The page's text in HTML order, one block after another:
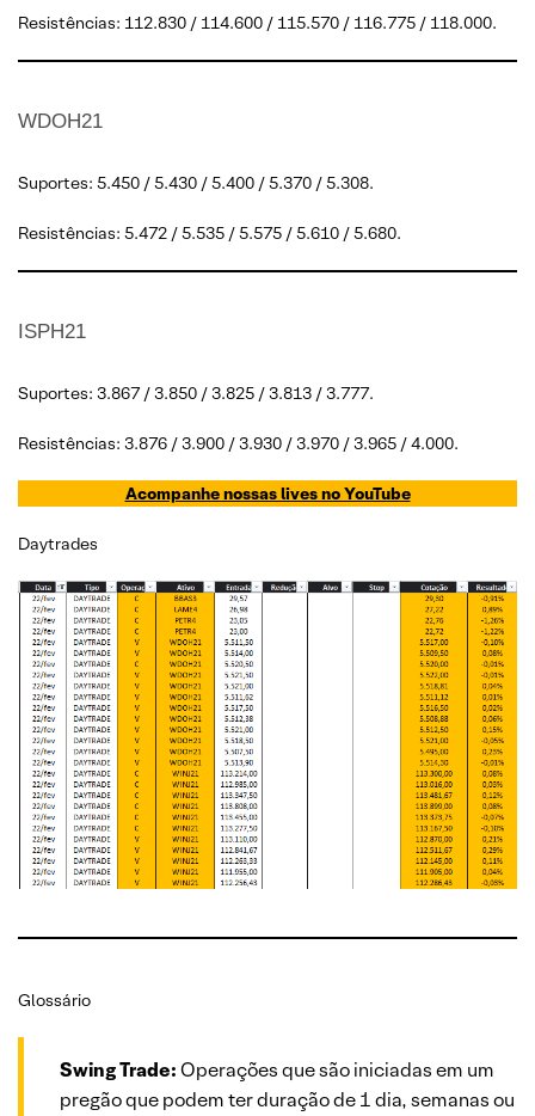
Resistências: 112.830 / 114.600 / 115.570 / 116.775 / 118.000.
WDOH21
Suportes: 5.450 / 5.430 / 5.400 / 5.370 / 5.308.
Resistências: 5.472 / 5.535 / 5.575 / 5.610 / 5.680.
ISPH21
Suportes: 3.867 / 3.850 / 3.825 / 3.813 / 3.777.
Resistências: 3.876 / 3.900 / 3.930 / 3.970 / 3.965 / 4.000.
Acompanhe nossas lives no YouTube
Daytrades
Glossário
Swing Trade:Operações que são iniciadas em um
pregão que podem ter duração de 1 dia, semanas ou